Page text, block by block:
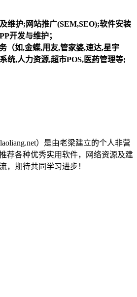
维护;网站推广(SEM,SEO);软件安装
开发与维护；
（如,金蝶,用友,管家婆,速达,星宇
统,人力资源,超市POS,医药管理等;
）是由老梁建立的个人非营
荐各种优秀实用软件，网络资源及建
，期待共同学习进步！